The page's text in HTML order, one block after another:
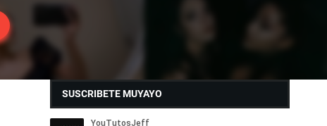
SUSCRIBETE MUYAYO